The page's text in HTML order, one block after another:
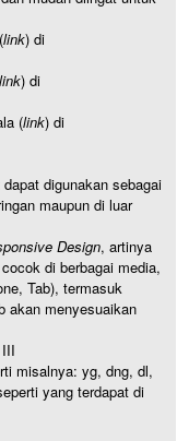
link) di
link) di
(link) di
digunakan sebagai
maupun di luar
Design, artinya
di berbagai media,
Tab), termasuk
akan menyesuaikan
misalnya: yg, dng, dl,
yang terdapat di